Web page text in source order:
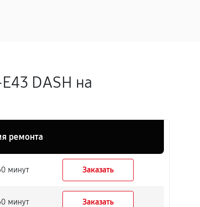
DASH на
ремонта
минут Заказать
минут Заказать